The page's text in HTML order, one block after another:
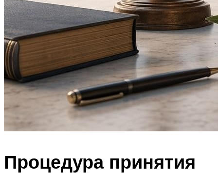
Процедура принятия